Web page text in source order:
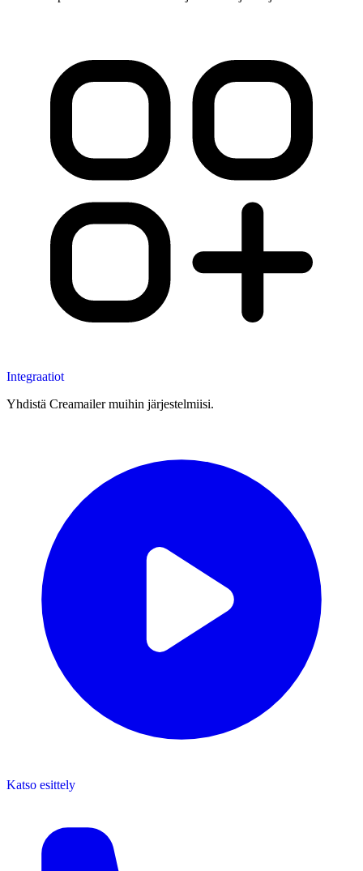
Integraatiot
Yhdistä Creamailer muihin järjestelmiisi.
Katso esittely